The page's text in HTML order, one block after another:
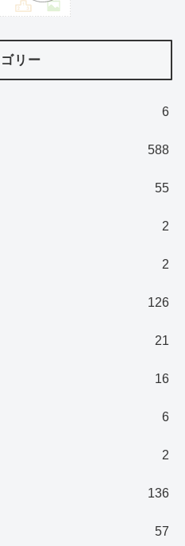
リー
6
588
55
2
2
126
21
16
6
2
136
57